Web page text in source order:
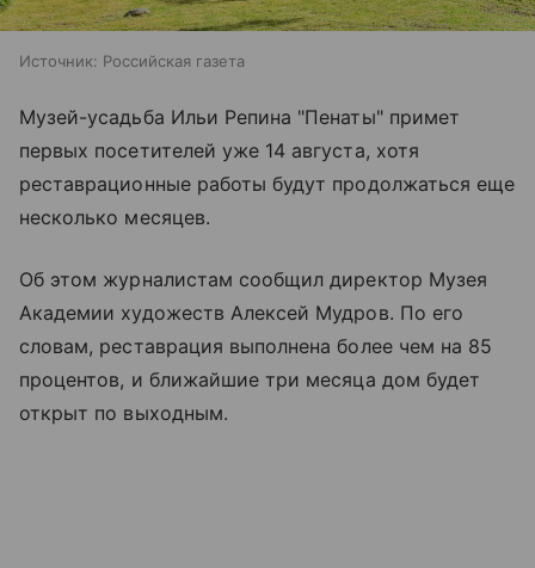
Источник: Российская газета
Музей-усадьба Ильи Репина "Пенаты" примет
первых посетителей уже 14 августа, хотя
реставрационные работы будут продолжаться еще
несколько месяцев.
Об этом журналистам сообщил директор Музея
Академии художеств Алексей Мудров. По его
словам, реставрация выполнена более чем на 85
процентов, и ближайшие три месяца дом будет
открыт по выходным.